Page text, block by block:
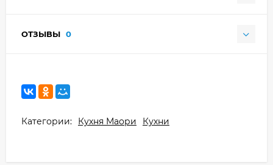
ОТЗЫВЫ 0
Категории: Кухня Маори Кухни